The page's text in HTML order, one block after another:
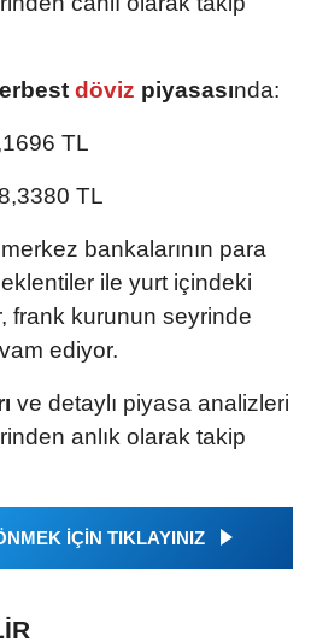
döviz piyasasında:
TL
TL
bankalarının para
ile yurt içindeki
frank kurunun seyrinde
ediyor.
ve detaylı piyasa analizleri
anlık olarak takip
İÇİN TIKLAYINIZ